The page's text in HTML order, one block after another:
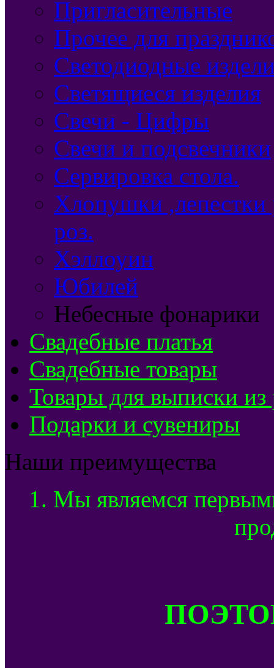
Пригласительные
Прочее для
Светодиодные
Светящиеся изделия
Свечи - Цифры
Свечи и подсвечники
Сервировка стола.
Хлопушки ,лепестки
роз.
Хэллоуин
Юбилей
Небесные фонарики
Свадебные платья
Свадебные товары
Товары для выписки из
Подарки и сувениры
Наши преимущества
1. Мы являемся